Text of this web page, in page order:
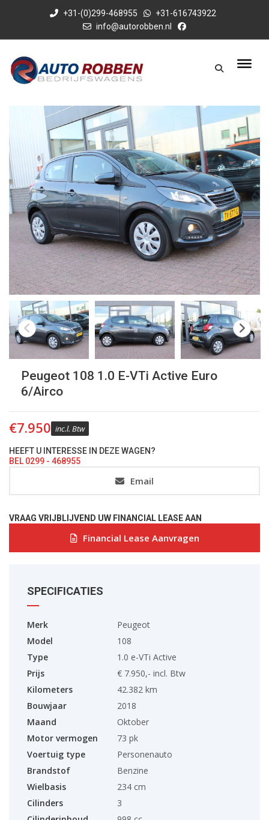
+31-(0)299-468955
+31-616743922
info@autorobben.nl
Peugeot 108 1.0 E-VTi Active Euro
6/Airco
€7.950 inc.l. Btw
HEEFT U INTERESSE IN DEZE WAGEN?
BEL 0299 - 468955
Email
VRAAG VRIJBLIJVEND UW FINANCIAL LEASE AAN
Financial Lease Aanvragen
SPECIFICATIES
Merk
Peugeot
Model
108
Type
1.0 e-VTi Active
Prijs
€ 7.950,- incl. Btw
Kilometers
42.382 km
Bouwjaar
2018
Maand
Oktober
Motor vermogen
73 pk
Voertuig type
Personenauto
Brandstof
Benzine
Wielbasis
234 cm
Cilinders
3